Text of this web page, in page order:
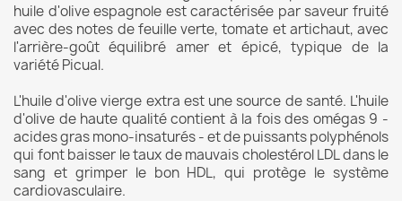
huile d'olive espagnole est caractérisée par saveur fruité
avec des notes de feuille verte, tomate et artichaut, avec
l'arrière-goût équilibré amer et épicé, typique de la
variété Picual.
L'huile d'olive vierge extra est une source de santé. L'huile
d'olive de haute qualité contient à la fois des omégas 9 -
acides gras mono-­insaturés - et de puissants polyphénols
qui font baisser le taux de mauvais cholestérol LDL dans le
sang et grimper le bon HDL, qui protège le système
cardiovasculaire.